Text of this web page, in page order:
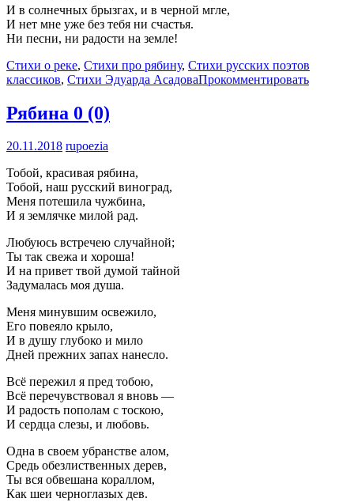
И в солнечных брызгах, и в черной мгле,
И нет мне уже без тебя ни счастья.
Ни песни, ни радости на земле!
Стихи о реке, Стихи про рябину, Стихи русских поэтов
классиков, Стихи Эдуарда АсадоваПрокомментировать
Рябина 0 (0)
20.11.2018 rupoezia
Тобой, красивая рябина,
Тобой, наш русский виноград,
Меня потешила чужбина,
И я землячке милой рад.
Любуюсь встречею случайной;
Ты так свежа и хороша!
И на привет твой думой тайной
Задумалась моя душа.
Меня минувшим освежило,
Его повеяло крыло,
И в душу глубоко и мило
Дней прежних запах нанесло.
Всё пережил я пред тобою,
Всё перечувствовал я вновь —
И радость пополам с тоскою,
И сердца слезы, и любовь.
Одна в своем убранстве алом,
Средь обезлиственных дерев,
Ты вся обвешана кораллом,
Как шеи черноглазых дев.